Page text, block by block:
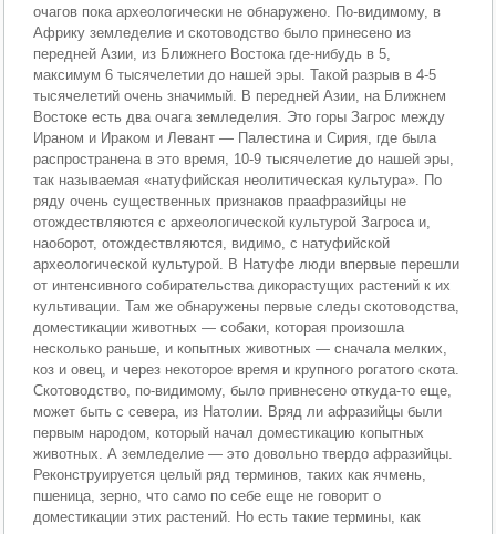
очагов пока археологически не обнаружено. По-видимому, в
Африку земледелие и скотоводство было принесено из
передней Азии, из Ближнего Востока где-нибудь в 5,
максимум 6 тысячелетии до нашей эры. Такой разрыв в 4-5
тысячелетий очень значимый. В передней Азии, на Ближнем
Востоке есть два очага земледелия. Это горы Загрос между
Ираном и Ираком и Левант — Палестина и Сирия, где была
распространена в это время, 10-9 тысячелетие до нашей эры,
так называемая «натуфийская неолитическая культура». По
ряду очень существенных признаков праафразийцы не
отождествляются с археологической культурой Загроса и,
наоборот, отождествляются, видимо, с натуфийской
археологической культурой. В Натуфе люди впервые перешли
от интенсивного собирательства дикорастущих растений к их
культивации. Там же обнаружены первые следы скотоводства,
доместикации животных — собаки, которая произошла
несколько раньше, и копытных животных — сначала мелких,
коз и овец, и через некоторое время и крупного рогатого скота.
Скотоводство, по-видимому, было привнесено откуда-то еще,
может быть с севера, из Натолии. Вряд ли афразийцы были
первым народом, который начал доместикацию копытных
животных. А земледелие — это довольно твердо афразийцы.
Реконструируется целый ряд терминов, таких как ячмень,
пшеница, зерно, что само по себе еще не говорит о
доместикации этих растений. Но есть такие термины, как